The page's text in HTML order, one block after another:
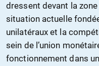
dressent devant la
situation actuelle
unilatéraux et la
sein de l’union
fonctionnement dans